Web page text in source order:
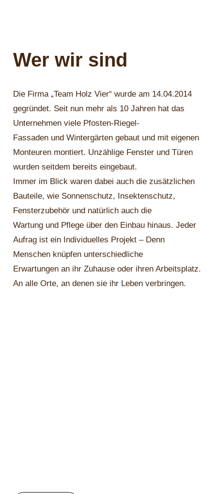
Wer wir sind
Die Firma „Team Holz Vier“ wurde am 14.04.2014
gegründet. Seit nun mehr als 10 Jahren hat das
Unternehmen viele Pfosten-Riegel-
Fassaden und Wintergärten gebaut und mit eigenen
Monteuren montiert. Unzählige Fenster und Türen
wurden seitdem bereits eingebaut.
Immer im Blick waren dabei auch die zusätzlichen
Bauteile, wie Sonnenschutz, Insektenschutz,
Fensterzubehör und natürlich auch die
Wartung und Pflege über den Einbau hinaus. Jeder
Aufrag ist ein Individuelles Projekt – Denn
Menschen knüpfen unterschiedliche
Erwartungen an ihr Zuhause oder ihren Arbeitsplatz.
An alle Orte, an denen sie ihr Leben verbringen.